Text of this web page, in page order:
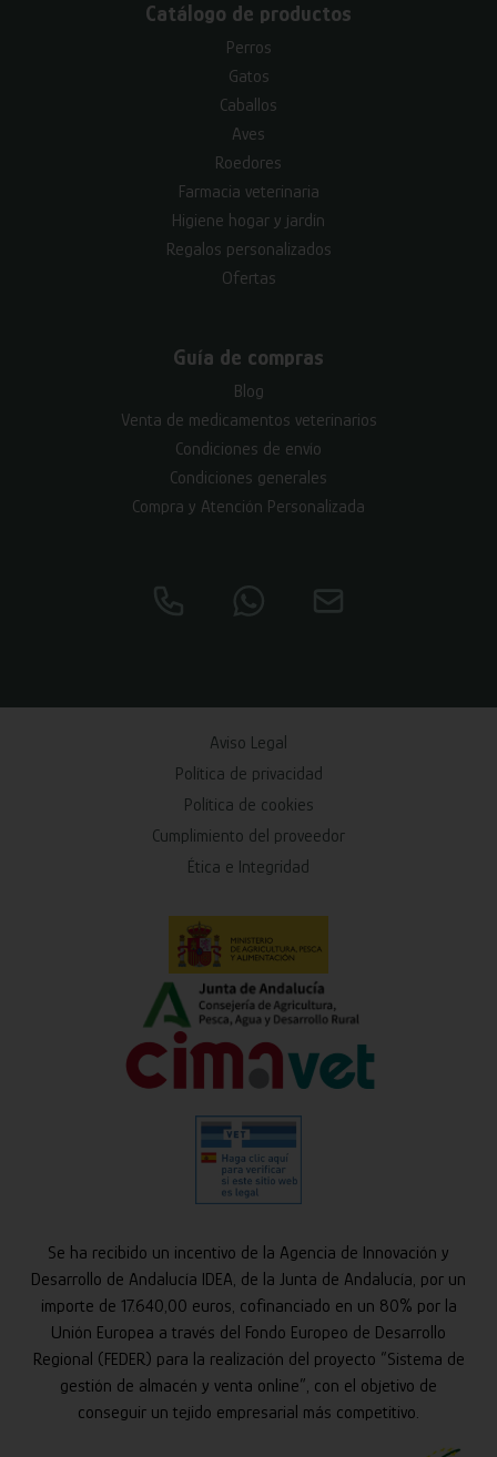
Catálogo de productos
Perros
Gatos
Caballos
Aves
Roedores
Farmacia veterinaria
Higiene hogar y jardín
Regalos personalizados
Ofertas
Guía de compras
Blog
Venta de medicamentos veterinarios
Condiciones de envío
Condiciones generales
Compra y Atención Personalizada
Aviso Legal
Política de privacidad
Política de cookies
Cumplimiento del proveedor
Ética e Integridad
Se ha recibido un incentivo de la Agencia de Innovación y
Desarrollo de Andalucía IDEA, de la Junta de Andalucía, por un
importe de 17.640,00 euros, cofinanciado en un 80% por la
Unión Europea a través del Fondo Europeo de Desarrollo
Regional (FEDER) para la realización del proyecto “Sistema de
gestión de almacén y venta online”, con el objetivo de
conseguir un tejido empresarial más competitivo.